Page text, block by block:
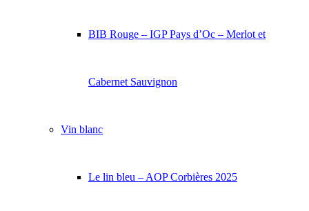
BIB Rouge – IGP Pays d’Oc – Merlot et
Cabernet Sauvignon
Vin blanc
Le lin bleu – AOP Corbières 2025